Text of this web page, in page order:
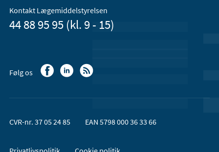
Kontakt Lægemiddelstyrelsen
44 88 95 95 (kl. 9 - 15)
Følg os
CVR-nr. 37 05 24 85 EAN 5798 000 36 33 66